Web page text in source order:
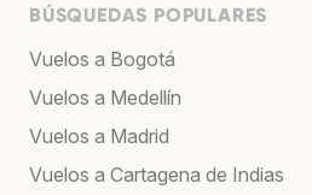
BÚSQUEDAS POPULARES
Vuelos a Bogotá
Vuelos a Medellín
Vuelos a Madrid
Vuelos a Cartagena de Indias